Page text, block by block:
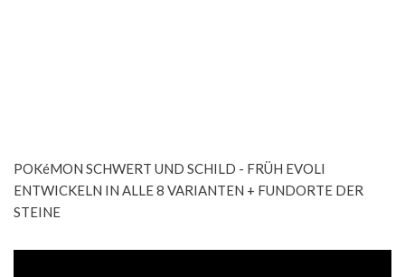
POKéMON SCHWERT UND SCHILD - FRÜH EVOLI
ENTWICKELN IN ALLE 8 VARIANTEN + FUNDORTE DER
STEINE